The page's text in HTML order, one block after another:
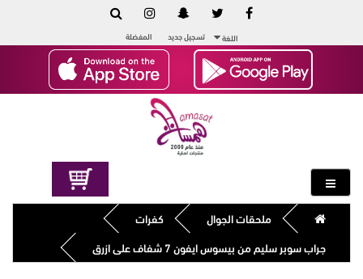
اللغة تسجيل جديد المفضلة
ملحقات الجوال
كفرات
جراب سوبر سليم من بيسوس ايفون 7 شفاف على ازرق